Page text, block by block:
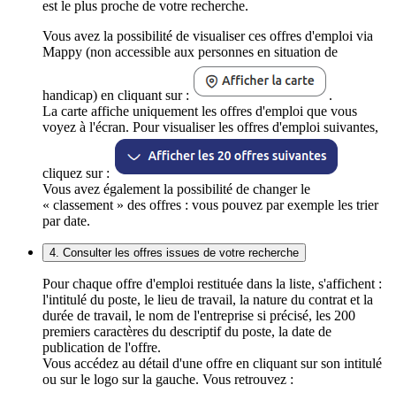
est le plus proche de votre recherche.
Vous avez la possibilité de visualiser ces offres d'emploi via
Mappy (non accessible aux personnes en situation de
handicap) en cliquant sur :
.
La carte affiche uniquement les offres d'emploi que vous
voyez à l'écran. Pour visualiser les offres d'emploi suivantes,
cliquez sur :
Vous avez également la possibilité de changer le
« classement » des offres : vous pouvez par exemple les trier
par date.
4. Consulter les offres issues de votre recherche
Pour chaque offre d'emploi restituée dans la liste, s'affichent :
l'intitulé du poste, le lieu de travail, la nature du contrat et la
durée de travail, le nom de l'entreprise si précisé, les 200
premiers caractères du descriptif du poste, la date de
publication de l'offre.
Vous accédez au détail d'une offre en cliquant sur son intitulé
ou sur le logo sur la gauche. Vous retrouvez :